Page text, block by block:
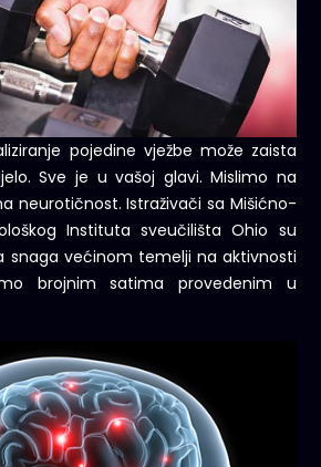
pojedine vježbe može zaista
Sve je u vašoj glavi. Mislimo na
neurotičnost. Istraživači sa Mišićno-
Instituta sveučilišta Ohio su
snaga većinom temelji na aktivnosti
brojnim satima provedenim u